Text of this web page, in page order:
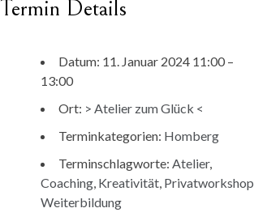
Termin Details
Datum: 11. Januar 2024 11:00 –
13:00
Ort: > Atelier zum Glück <
Terminkategorien: Homberg
Terminschlagworte: Atelier,
Coaching, Kreativität, Privatworkshop
Weiterbildung